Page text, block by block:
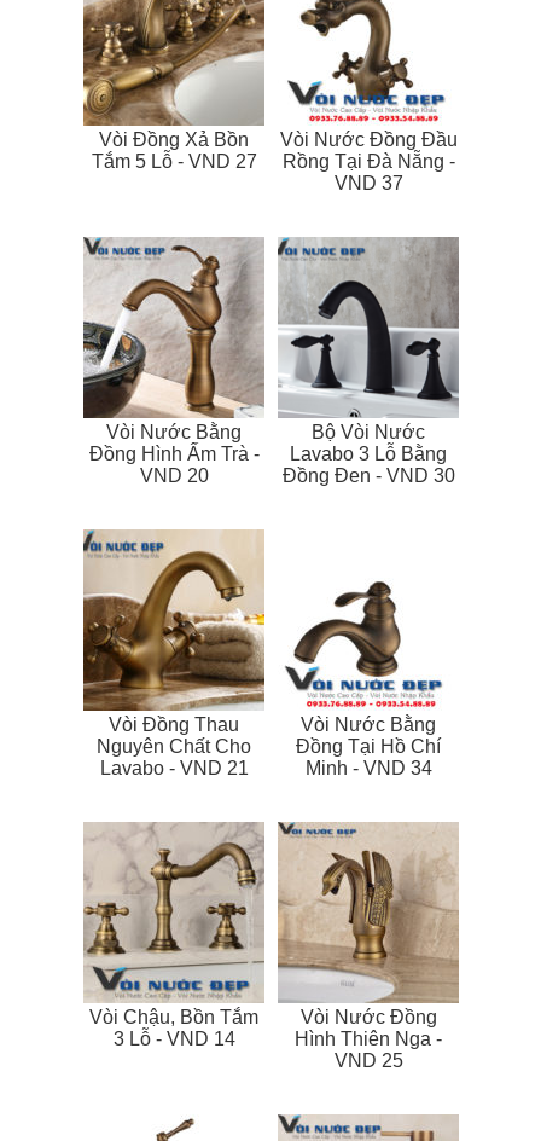
Vòi Đồng Xả Bồn
Tắm 5 Lỗ - VND 27
Vòi Nước Đồng Đầu
Rồng Tại Đà Nẵng -
VND 37
Vòi Nước Bằng
Đồng Hình Ấm Trà -
VND 20
Bộ Vòi Nước
Lavabo 3 Lỗ Bằng
Đồng Đen - VND 30
Vòi Đồng Thau
Nguyên Chất Cho
Lavabo - VND 21
Vòi Nước Bằng
Đồng Tại Hồ Chí
Minh - VND 34
Vòi Chậu, Bồn Tắm
3 Lỗ - VND 14
Vòi Nước Đồng
Hình Thiên Nga -
VND 25